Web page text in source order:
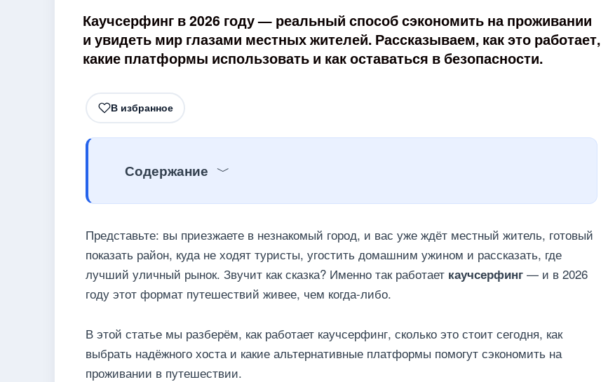
Каучсерфинг в 2026 году — реальный способ сэкономить на проживании
и увидеть мир глазами местных жителей. Рассказываем, как это работает,
какие платформы использовать и как оставаться в безопасности.
В избранное
Содержание
Представьте: вы приезжаете в незнакомый город, и вас уже ждёт местный житель, готовый
показать район, куда не ходят туристы, угостить домашним ужином и рассказать, где
лучший уличный рынок. Звучит как сказка? Именно так работает каучсерфинг — и в 2026
году этот формат путешествий живее, чем когда-либо.
В этой статье мы разберём, как работает каучсерфинг, сколько это стоит сегодня, как
выбрать надёжного хоста и какие альтернативные платформы помогут сэкономить на
проживании в путешествии.